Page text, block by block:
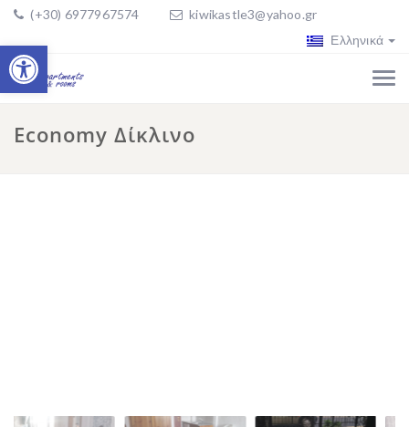
Ανοίξτε τη γραμμή εργαλείων
(+30) 6977967574
kiwikastle3@yahoo.gr
Ελληνικά
Economy Δίκλινο